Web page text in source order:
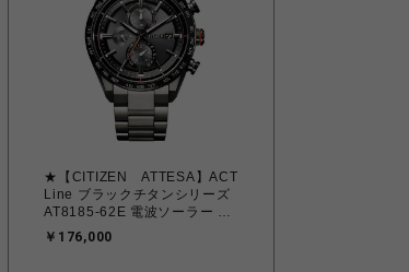
★【CITIZEN ATTESA】ACT
Line ブラックチタンシリーズ
AT8185-62E 電波ソーラー メ
ンズ
￥176,000